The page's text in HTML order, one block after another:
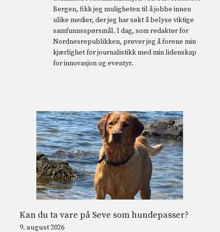
Bergen, fikk jeg muligheten til å jobbe innen
ulike medier, der jeg har søkt å belyse viktige
samfunnsspørsmål. I dag, som redaktør for
Nordnesrepublikken, prøver jeg å forene min
kjærlighet for journalistikk med min lidenskap
for innovasjon og eventyr.
Kan du ta vare på Seve som hundepasser?
9. august 2026